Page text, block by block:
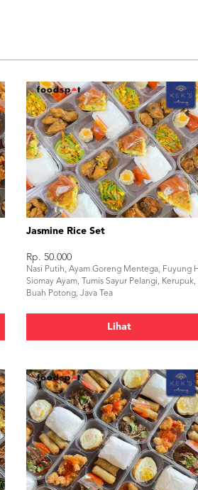
Jasmine Rice Set
Rp. 50.000
Nasi Putih, Ayam Goreng Mentega, Fuyung
Siomay Ayam, Tumis Sayur Pelangi, Kerupuk,
Buah Potong, Java Tea
Lihat